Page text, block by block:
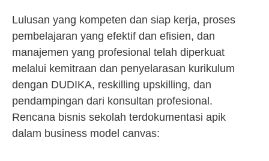
Lulusan yang kompeten dan siap kerja, proses
pembelajaran yang efektif dan efisien, dan
manajemen yang profesional telah diperkuat
melalui kemitraan dan penyelarasan kurikulum
dengan DUDIKA, reskilling upskilling, dan
pendampingan dari konsultan profesional.
Rencana bisnis sekolah terdokumentasi apik
dalam business model canvas: